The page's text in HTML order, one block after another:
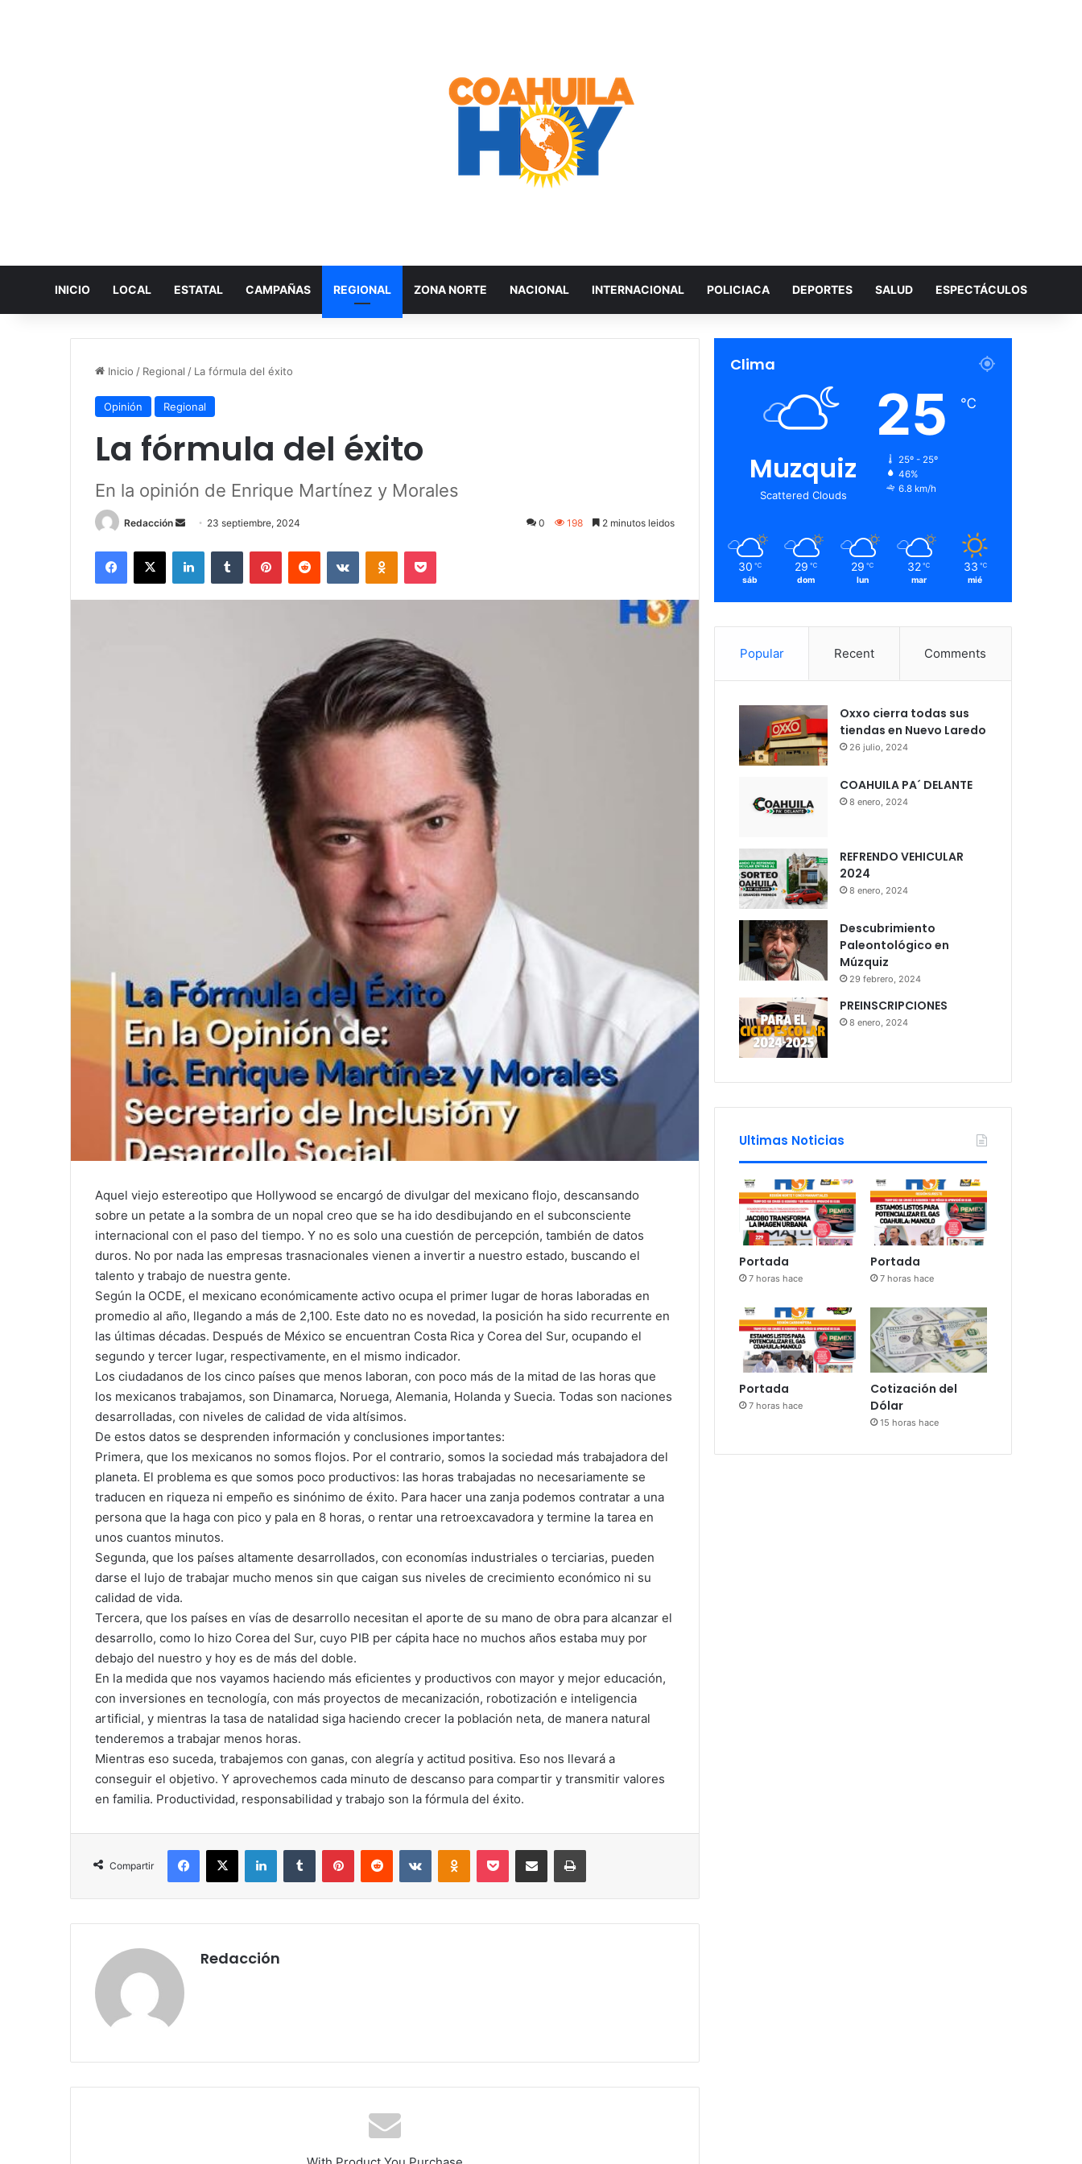
INICIO LOCAL ESTATAL CAMPAÑAS REGIONAL ZONA NORTE NACIONAL INTERNACIONAL POLICIACA DEPORTES SALUD ESPECTÁCULOS
Inicio / Regional / La fórmula del éxito
Opinión Regional
La fórmula del éxito
En la opinión de Enrique Martínez y Morales
Redacción
n
d
a
23 septiembre, 2024 0 198 2 minutos leidos
Aquel viejo estereotipo que Hollywood se encargó de divulgar del mexicano flojo, descansando
sobre un petate a la sombra de un nopal creo que se ha ido desdibujando en el subconsciente
internacional con el paso del tiempo. Y no es solo una cuestión de percepción, también de datos
duros. No por nada las empresas trasnacionales vienen a invertir a nuestro estado, buscando el
talento y trabajo de nuestra gente.
Según la OCDE, el mexicano económicamente activo ocupa el primer lugar de horas laboradas en
promedio al año, llegando a más de 2,100. Este dato no es novedad, la posición ha sido recurrente en
las últimas décadas. Después de México se encuentran Costa Rica y Corea del Sur, ocupando el
segundo y tercer lugar, respectivamente, en el mismo indicador.
Los ciudadanos de los cinco países que menos laboran, con poco más de la mitad de las horas que
los mexicanos trabajamos, son Dinamarca, Noruega, Alemania, Holanda y Suecia. Todas son naciones
desarrolladas, con niveles de calidad de vida altísimos.
De estos datos se desprenden información y conclusiones importantes:
Primera, que los mexicanos no somos flojos. Por el contrario, somos la sociedad más trabajadora del
planeta. El problema es que somos poco productivos: las horas trabajadas no necesariamente se
traducen en riqueza ni empeño es sinónimo de éxito. Para hacer una zanja podemos contratar a una
persona que la haga con pico y pala en 8 horas, o rentar una retroexcavadora y termine la tarea en
unos cuantos minutos.
Segunda, que los países altamente desarrollados, con economías industriales o terciarias, pueden
darse el lujo de trabajar mucho menos sin que caigan sus niveles de crecimiento económico ni su
calidad de vida.
Tercera, que los países en vías de desarrollo necesitan el aporte de su mano de obra para alcanzar el
desarrollo, como lo hizo Corea del Sur, cuyo PIB per cápita hace no muchos años estaba muy por
debajo del nuestro y hoy es de más del doble.
En la medida que nos vayamos haciendo más eficientes y productivos con mayor y mejor educación,
con inversiones en tecnología, con más proyectos de mecanización, robotización e inteligencia
artificial, y mientras la tasa de natalidad siga haciendo crecer la población neta, de manera natural
tenderemos a trabajar menos horas.
Mientras eso suceda, trabajemos con ganas, con alegría y actitud positiva. Eso nos llevará a
conseguir el objetivo. Y aprovechemos cada minuto de descanso para compartir y transmitir valores
en familia. Productividad, responsabilidad y trabajo son la fórmula del éxito.
Compartir
Redacción
Clima
Muzquiz
Scattered Clouds
25 ℃
25º - 25º
46%
6.8 km/h
30 ℃
sáb
29 ℃
dom
29 ℃
lun
32 ℃
mar
33 ℃
mié
Popular Recent Comments
Oxxo cierra todas sus
tiendas en Nuevo Laredo
26 julio, 2024
COAHUILA PA´ DELANTE
8 enero, 2024
REFRENDO VEHICULAR
2024
8 enero, 2024
Descubrimiento
Paleontológico en
Múzquiz
29 febrero, 2024
PREINSCRIPCIONES
8 enero, 2024
Ultimas Noticias
Portada
7 horas hace
Portada
7 horas hace
Portada
7 horas hace
Cotización del
Dólar
15 horas hace